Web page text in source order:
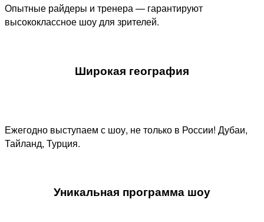
Опытные райдеры и тренера — гарантируют
высококлассное шоу для зрителей.
Широкая география
Ежегодно выступаем с шоу, не только в России! Дубаи,
Тайланд, Турция.
Уникальная программа шоу​